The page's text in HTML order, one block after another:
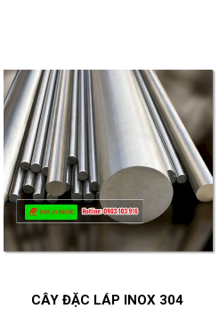
CÂY ĐẶC LÁP INOX 304